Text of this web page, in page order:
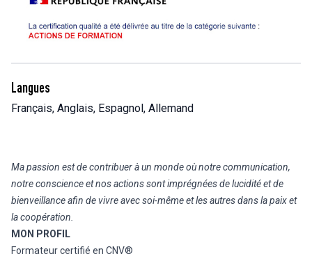
Langues
Français, Anglais, Espagnol, Allemand
Ma passion est de contribuer à un monde où notre communication,
notre conscience et nos actions sont imprégnées de lucidité et de
bienveillance afin de vivre avec soi-même et les autres dans la paix et
la coopération.
MON PROFIL
Formateur certifié en CNV®